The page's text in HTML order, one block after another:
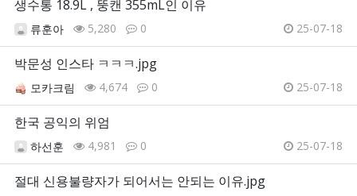
생수통 18.9L , 뚱캔 355mL인 이유
류훈아 5,280 0 25-07-18
박문성 인스타 ㅋㅋㅋ.jpg
모카크림 4,674 0 25-07-18
한국 공익의 위엄
하선훈 4,981 0 25-07-18
절대 신용불량자가 되어서는 안되는 이유.jpg